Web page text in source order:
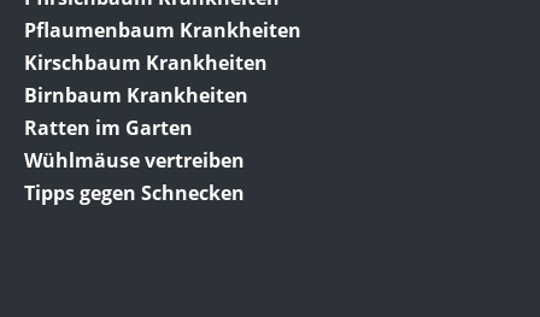
Pflaumenbaum Krankheiten
Kirschbaum Krankheiten
Birnbaum Krankheiten
Ratten im Garten
Wühlmäuse vertreiben
Tipps gegen Schnecken